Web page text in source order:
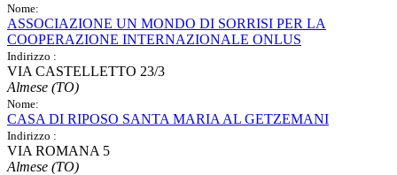
Nome:
ASSOCIAZIONE UN MONDO DI SORRISI PER LA
COOPERAZIONE INTERNAZIONALE ONLUS
Indirizzo :
VIA CASTELLETTO 23/3
Almese (TO)
Nome:
CASA DI RIPOSO SANTA MARIA AL GETZEMANI
Indirizzo :
VIA ROMANA 5
Almese (TO)